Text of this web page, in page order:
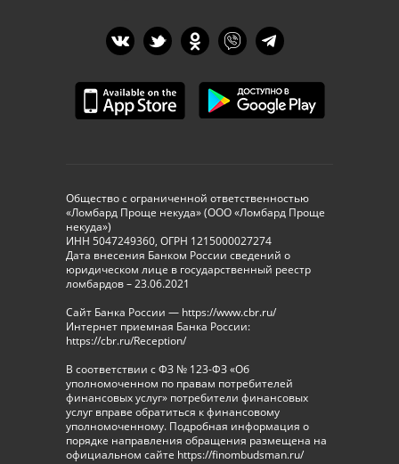
Общество с ограниченной ответственностью
«Ломбард Проще некуда» (ООО «Ломбард Проще
некуда»)
ИНН 5047249360, ОГРН 1215000027274
Дата внесения Банком России сведений о
юридическом лице в государственный реестр
ломбардов – 23.06.2021
Сайт Банка России — https://www.cbr.ru/
Интернет приемная Банка России:
https://cbr.ru/Reception/
В соответствии с ФЗ № 123-ФЗ «Об
уполномоченном по правам потребителей
финансовых услуг» потребители финансовых
услуг вправе обратиться к финансовому
уполномоченному. Подробная информация о
порядке направления обращения размещена на
официальном сайте https://finombudsman.ru/